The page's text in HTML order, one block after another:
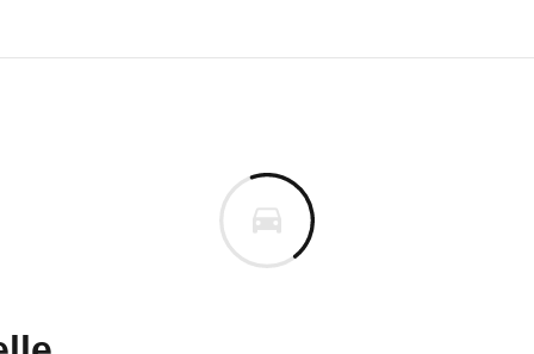
Lassen Sie uns gerne wissen, wenn Sie